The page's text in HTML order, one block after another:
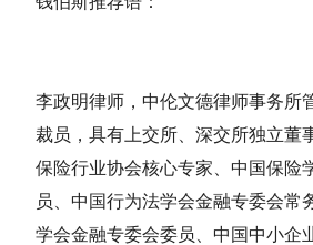
李政明律师，中伦文德律师事务所
裁员，具有上交所、深交所独立董
保险行业协会核心专家、中国保险
员、中国行为法学会金融专委会常
学会金融专委会委员、中国中小企